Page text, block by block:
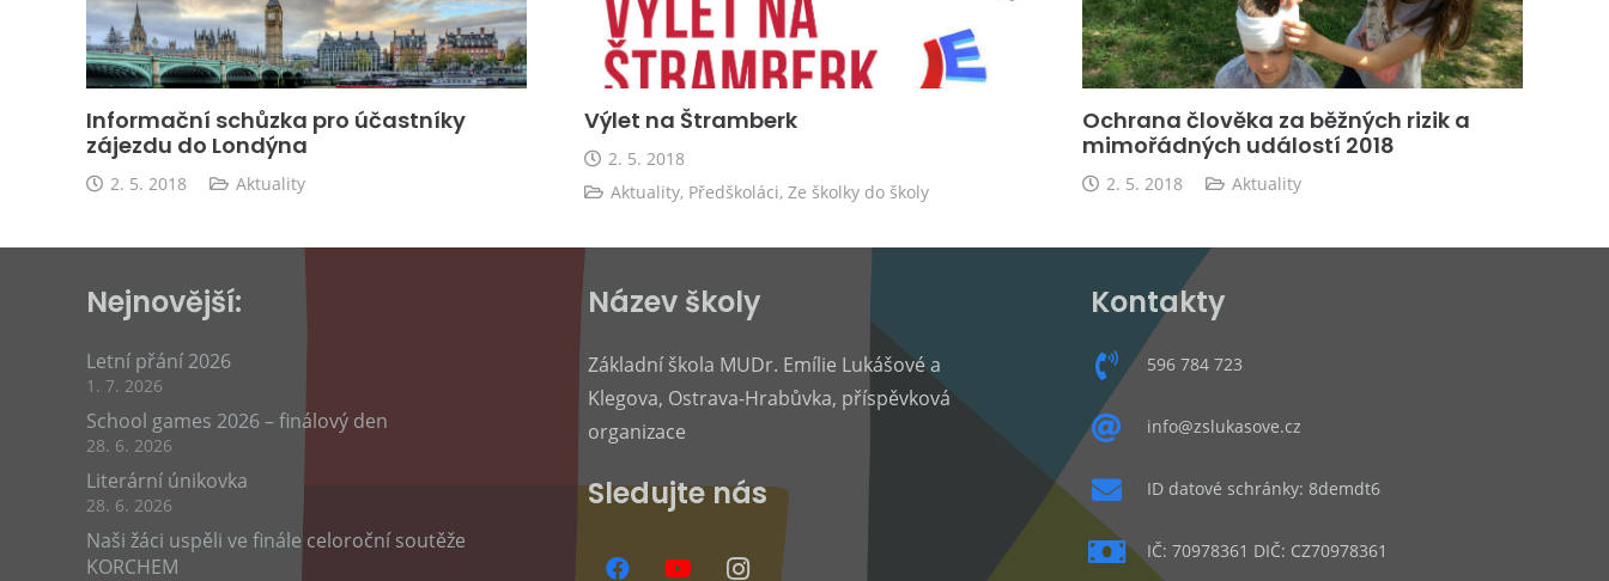
Informační schůzka pro účastníky
zájezdu do Londýna
2. 5. 2018 Aktuality
Výlet na Štramberk
2. 5. 2018
Aktuality, Předškoláci, Ze školky do školy
Ochrana člověka za běžných rizik a
mimořádných událostí 2018
2. 5. 2018 Aktuality
Nejnovější:
Letní přání 2026
1. 7. 2026
School games 2026 – finálový den
28. 6. 2026
Literární únikovka
28. 6. 2026
Naši žáci uspěli ve finále celoroční soutěže
KORCHEM
Název školy
Základní škola MUDr. Emílie Lukášové a
Klegova, Ostrava-Hrabůvka, příspěvková
organizace
Sledujte nás
Kontakty
596 784 723
info@zslukasove.cz
ID datové schránky: 8demdt6
IČ: 70978361 DIČ: CZ70978361